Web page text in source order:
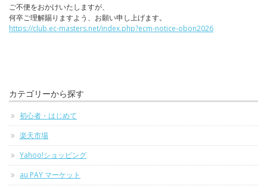
ご不便をおかけいたしますが、
何卒ご理解賜りますよう、お願い申し上げます。
https://club.ec-masters.net/index.php?ecm-notice-obon2026
カテゴリーから探す
初心者・はじめて
楽天市場
Yahoo!ショッピング
au PAY マーケット